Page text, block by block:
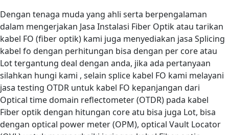
Dengan tenaga muda yang ahli serta berpengalaman
dalam mengerjakan Jasa Instalasi Fiber Optik atau tarikan
kabel FO (fiber optik) kami juga menyediakan jasa Splicing
kabel fo dengan perhitungan bisa dengan per core atau
Lot tergantung deal dengan anda, jika ada pertanyaan
silahkan hungi kami , selain splice kabel FO kami melayani
jasa testing OTDR untuk kabel FO kepanjangan dari
Optical time domain reflectometer (OTDR) pada kabel
Fiber optik dengan hitungan core atu bisa juga Lot, bisa
dengan optical power meter (OPM), optical Vault Locator